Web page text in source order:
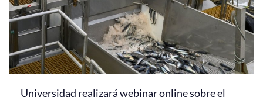
Universidad realizará webinar online sobre el